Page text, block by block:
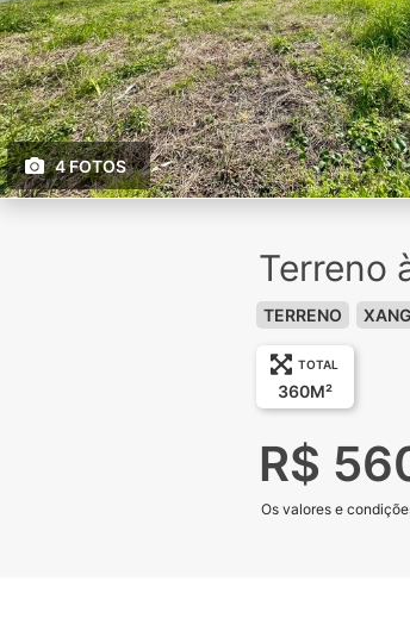
4 FOTOS
Terreno
TERRENO
TOTAL
360M²
R$
Os valores e